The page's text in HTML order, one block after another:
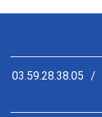
03.59.28.38.05 /